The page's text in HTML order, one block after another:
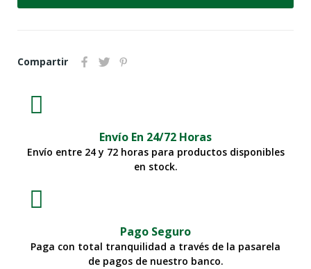
Compartir
Envío En 24/72 Horas
Envío entre 24 y 72 horas para productos disponibles
en stock.
Pago Seguro
Paga con total tranquilidad a través de la pasarela
de pagos de nuestro banco.